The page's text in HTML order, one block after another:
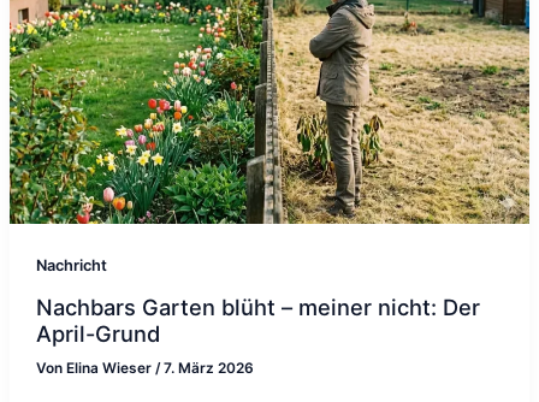
Nachricht
Nachbars Garten blüht – meiner nicht: Der
April-Grund
Von Elina Wieser /7. März 2026